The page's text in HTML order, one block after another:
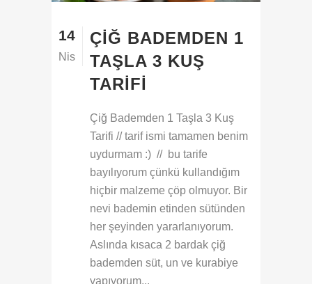
14
Nis
ÇIĞ BADEMDEN 1
TAŞLA 3 KUŞ
TARIFI
Çiğ Bademden 1 Taşla 3 Kuş
Tarifi // tarif ismi tamamen benim
uydurmam :) // bu tarife
bayılıyorum çünkü kullandığım
hiçbir malzeme çöp olmuyor. Bir
nevi bademin etinden sütünden
her şeyinden yararlanıyorum.
Aslında kısaca 2 bardak çiğ
bademden süt, un ve kurabiye
yapıyorum...